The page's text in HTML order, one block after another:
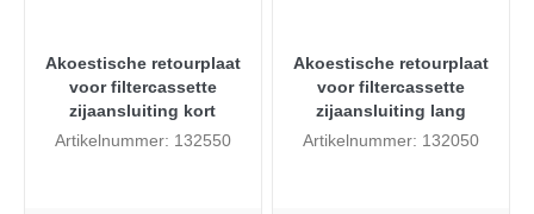
Akoestische retourplaat
voor filtercassette
zijaansluiting kort
Artikelnummer: 132550
Akoestische retourplaat
voor filtercassette
zijaansluiting lang
Artikelnummer: 132050